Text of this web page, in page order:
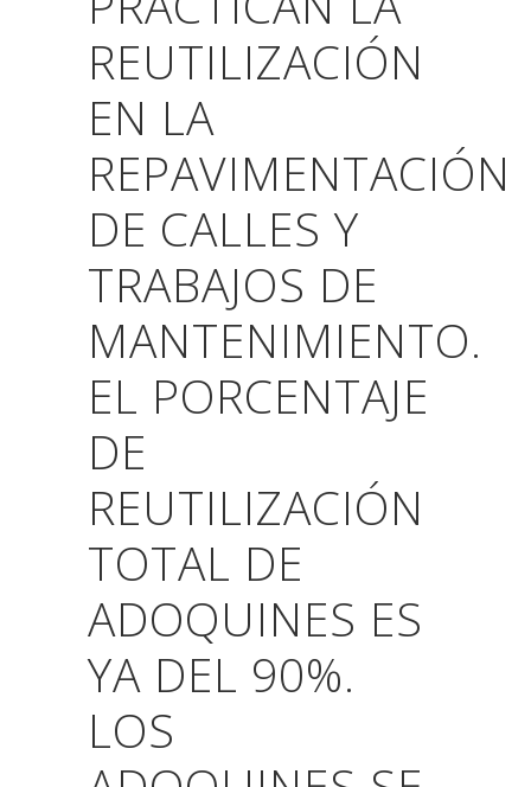
REUTILIZACIÓN
EN LA
REPAVIMENTACIÓN
DE CALLES Y
TRABAJOS DE
MANTENIMIENTO.
EL PORCENTAJE
DE
REUTILIZACIÓN
TOTAL DE
ADOQUINES ES
YA DEL 90%.
LOS